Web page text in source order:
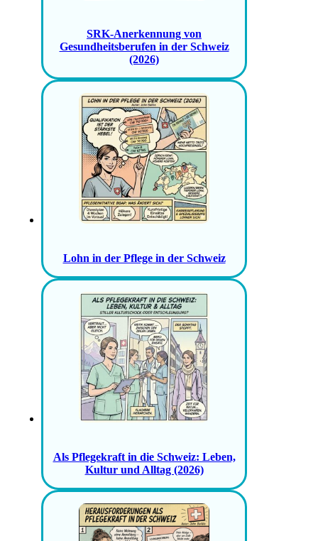
SRK-Anerkennung von
Gesundheitsberufen in der Schweiz
(2026)
Lohn in der Pflege in der Schweiz
Als Pflegekraft in die Schweiz: Leben,
Kultur und Alltag (2026)